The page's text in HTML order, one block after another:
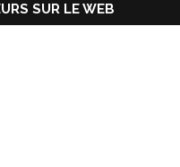
SUR LE WEB